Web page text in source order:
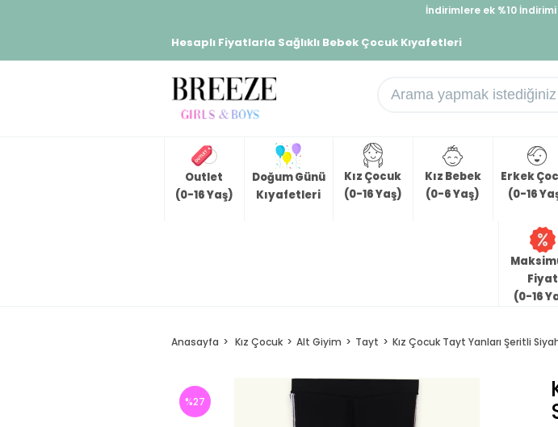
İndirimlere ek %10
Hesaplı Fiyatlarla Sağlıklı Bebek Çocuk Kıyafetleri
Outlet
(0-16 Yaş)
Doğum Günü
Kıyafetleri
Kız Çocuk
(0-16 Yaş)
Kız Bebek
(0-6 Yaş)
Erkek
(0-16
Fiyat
(0-16
Anasayfa Kız Çocuk Alt Giyim Tayt Kız Çocuk Tayt Yanları Şeritli
%27